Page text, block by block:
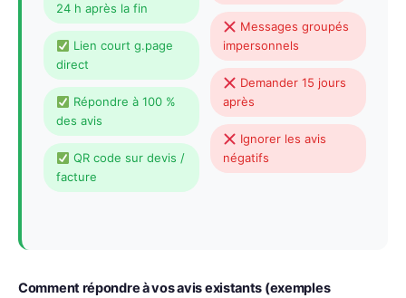
24 h après la fin
Lien court g.page
direct
Répondre à 100 %
des avis
QR code sur devis /
facture
Messages groupés
impersonnels
Demander 15 jours
après
Ignorer les avis
négatifs
Comment répondre à vos avis existants (exemples